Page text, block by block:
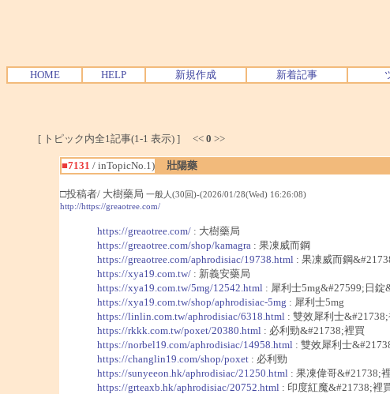
HOME HELP 新規作成 新着記事
[ トピック内全1記事(1-1 表示) ] << 0 >>
■7131 / inTopicNo.1)
壯陽藥
□投稿者/ 大樹藥局 一般人(30回)-(2026/01/28(Wed) 16:26:08)
http://https://greaotree.com/
https://greaotree.com/: 大樹藥局
https://greaotree.com/shop/kamagra : 果凍威而鋼
https://greaotree.com/aphrodisiac/19738.html : 果凍威而鋼
https://xya19.com.tw/: 新義安藥局
https://xya19.com.tw/5mg/12542.html : 犀利士5mg&#27599;日錠
https://xya19.com.tw/shop/aphrodisiac-5mg : 犀利士5mg
https://linlin.com.tw/aphrodisiac/6318.html : 雙效犀利士&#21738;
https://rkkk.com.tw/poxet/20380.html : 必利勁&#21738;裡買
https://norbel19.com/aphrodisiac/14958.html : 雙效犀利士
https://changlin19.com/shop/poxet: 必利勁
https://sunyeeon.hk/aphrodisiac/21250.html : 果凍偉哥&#21738;
https://grteaxb.hk/aphrodisiac/20752.html : 印度紅魔&#21738;裡